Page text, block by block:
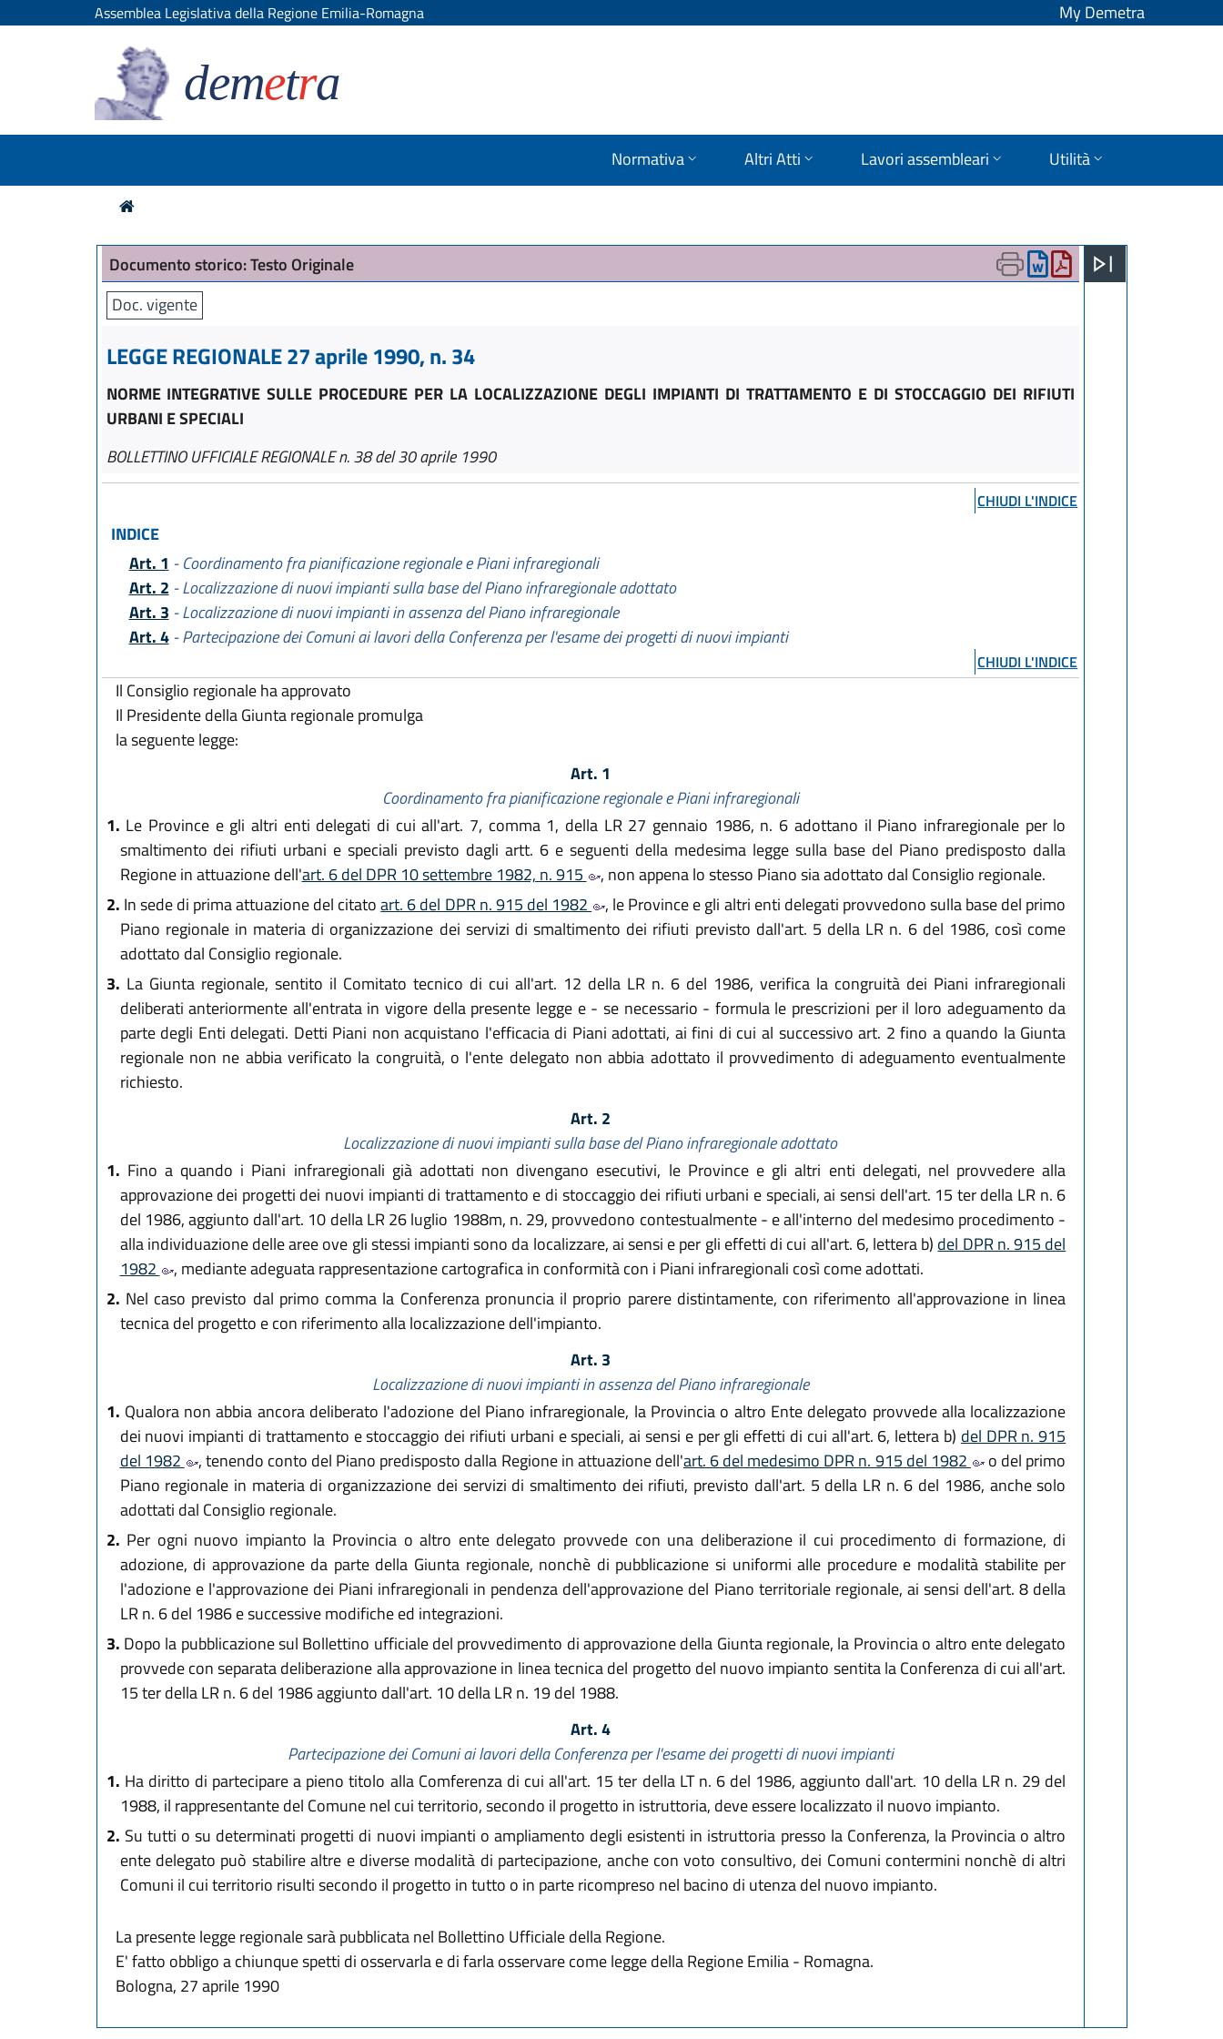
Assemblea Legislativa della Regione Emilia-Romagna My Demetra
demetra
Normativa Altri Atti Lavori assembleari Utilità
Documento storico: Testo Originale
Doc. vigente
LEGGE REGIONALE 27 aprile 1990, n. 34
NORME INTEGRATIVE SULLE PROCEDURE PER LA LOCALIZZAZIONE DEGLI IMPIANTI DI TRATTAMENTO E DI STOCCAGGIO DEI RIFIUTI
URBANI E SPECIALI
BOLLETTINO UFFICIALE REGIONALE n. 38 del 30 aprile 1990
CHIUDI L'INDICE
INDICE
Art. 1 - Coordinamento fra pianificazione regionale e Piani infraregionali
Art. 2 - Localizzazione di nuovi impianti sulla base del Piano infraregionale adottato
Art. 3 - Localizzazione di nuovi impianti in assenza del Piano infraregionale
Art. 4- Partecipazione dei Comuni ai lavori della Conferenza per l'esame dei progetti di nuovi impianti
CHIUDI L'INDICE
Il Consiglio regionale ha approvato
Il Presidente della Giunta regionale promulga
la seguente legge:
Art. 1
Coordinamento fra pianificazione regionale e Piani infraregionali
1. Le Province e gli altri enti delegati di cui all'art. 7, comma 1, della LR 27 gennaio 1986, n. 6 adottano il Piano infraregionale per lo
smaltimento dei rifiuti urbani e speciali previsto dagli artt. 6 e seguenti della medesima legge sulla base del Piano predisposto dalla
Regione in attuazione dell'art. 6 del DPR 10 settembre 1982, n. 915
, non appena lo stesso Piano sia adottato dal Consiglio regionale.
2. In sede di prima attuazione del citatoart. 6 del DPR n. 915 del 1982
, le Province e gli altri enti delegati provvedono sulla base del primo
Piano regionale in materia di organizzazione dei servizi di smaltimento dei rifiuti previsto dall'art. 5 della LR n. 6 del 1986, così come
adottato dal Consiglio regionale.
3. La Giunta regionale, sentito il Comitato tecnico di cui all'art. 12 della LR n. 6 del 1986, verifica la congruità dei Piani infraregionali
deliberati anteriormente all'entrata in vigore della presente legge e - se necessario - formula le prescrizioni per il loro adeguamento da
parte degli Enti delegati. Detti Piani non acquistano l'efficacia di Piani adottati, ai fini di cui al successivo art. 2 fino a quando la Giunta
regionale non ne abbia verificato la congruità, o l'ente delegato non abbia adottato il provvedimento di adeguamento eventualmente
richiesto.
Art. 2
Localizzazione di nuovi impianti sulla base del Piano infraregionale adottato
1. Fino a quando i Piani infraregionali già adottati non divengano esecutivi, le Province e gli altri enti delegati, nel provvedere alla
approvazione dei progetti dei nuovi impianti di trattamento e di stoccaggio dei rifiuti urbani e speciali, ai sensi dell'art. 15 ter della LR n. 6
del 1986, aggiunto dall'art. 10 della LR 26 luglio 1988m, n. 29, provvedono contestualmente - e all'interno del medesimo procedimento -
alla individuazione delle aree ove gli stessi impianti sono da localizzare, ai sensi e per gli effetti di cui all'art. 6, lettera b) del DPR n. 915 del
1982
, mediante adeguata rappresentazione cartografica in conformità con i Piani infraregionali così come adottati.
2. Nel caso previsto dal primo comma la Conferenza pronuncia il proprio parere distintamente, con riferimento all'approvazione in linea
tecnica del progetto e con riferimento alla localizzazione dell'impianto.
Art. 3
Localizzazione di nuovi impianti in assenza del Piano infraregionale
1. Qualora non abbia ancora deliberato l'adozione del Piano infraregionale, la Provincia o altro Ente delegato provvede alla localizzazione
dei nuovi impianti di trattamento e stoccaggio dei rifiuti urbani e speciali, ai sensi e per gli effetti di cui all'art. 6, lettera b) del DPR n. 915
del 1982
, tenendo conto del Piano predisposto dalla Regione in attuazione dell'art. 6 del medesimo DPR n. 915 del 1982
o del primo
Piano regionale in materia di organizzazione dei servizi di smaltimento dei rifiuti, previsto dall'art. 5 della LR n. 6 del 1986, anche solo
adottati dal Consiglio regionale.
2. Per ogni nuovo impianto la Provincia o altro ente delegato provvede con una deliberazione il cui procedimento di formazione, di
adozione, di approvazione da parte della Giunta regionale, nonchè di pubblicazione si uniformi alle procedure e modalità stabilite per
l'adozione e l'approvazione dei Piani infraregionali in pendenza dell'approvazione del Piano territoriale regionale, ai sensi dell'art. 8 della
LR n. 6 del 1986 e successive modifiche ed integrazioni.
3. Dopo la pubblicazione sul Bollettino ufficiale del provvedimento di approvazione della Giunta regionale, la Provincia o altro ente delegato
provvede con separata deliberazione alla approvazione in linea tecnica del progetto del nuovo impianto sentita la Conferenza di cui all'art.
15 ter della LR n. 6 del 1986 aggiunto dall'art. 10 della LR n. 19 del 1988.
Art. 4
Partecipazione dei Comuni ai lavori della Conferenza per l'esame dei progetti di nuovi impianti
1. Ha diritto di partecipare a pieno titolo alla Comferenza di cui all'art. 15 ter della LT n. 6 del 1986, aggiunto dall'art. 10 della LR n. 29 del
1988, il rappresentante del Comune nel cui territorio, secondo il progetto in istruttoria, deve essere localizzato il nuovo impianto.
2. Su tutti o su determinati progetti di nuovi impianti o ampliamento degli esistenti in istruttoria presso la Conferenza, la Provincia o altro
ente delegato può stabilire altre e diverse modalità di partecipazione, anche con voto consultivo, dei Comuni contermini nonchè di altri
Comuni il cui territorio risulti secondo il progetto in tutto o in parte ricompreso nel bacino di utenza del nuovo impianto.
La presente legge regionale sarà pubblicata nel Bollettino Ufficiale della Regione.
E' fatto obbligo a chiunque spetti di osservarla e di farla osservare come legge della Regione Emilia - Romagna.
Bologna, 27 aprile 1990